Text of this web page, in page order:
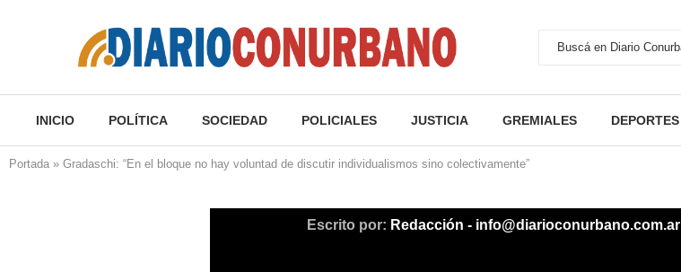
INICIO POLÍTICA SOCIEDAD POLICIALES JUSTICIA GREMIALES DEPORTES
Portada » Gradaschi: “En el bloque no hay voluntad de discutir individualismos sino colectivamente”
Escrito por: Redacción - info@diarioconurbano.com.ar